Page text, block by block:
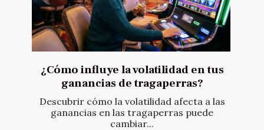
¿Cómo influye la volatilidad en tus
ganancias de tragaperras?
Descubrir cómo la volatilidad afecta a las
ganancias en las tragaperras puede
cambiar...